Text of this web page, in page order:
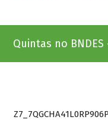
Quintas no BNDES